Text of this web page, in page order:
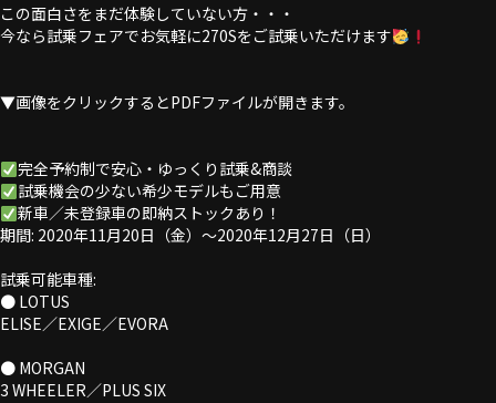
この面白さをまだ体験していない方・・・
今なら試乗フェアでお気軽に270Sをご試乗いただけます
▼画像をクリックするとPDFファイルが開きます。
完全予約制で安心・ゆっくり試乗&商談
試乗機会の少ない希少モデルもご用意
新車／未登録車の即納ストックあり！
期間: 2020年11月20日（金）～2020年12月27日（日）
試乗可能車種:
● LOTUS
ELISE／EXIGE／EVORA
● MORGAN
3 WHEELER／PLUS SIX